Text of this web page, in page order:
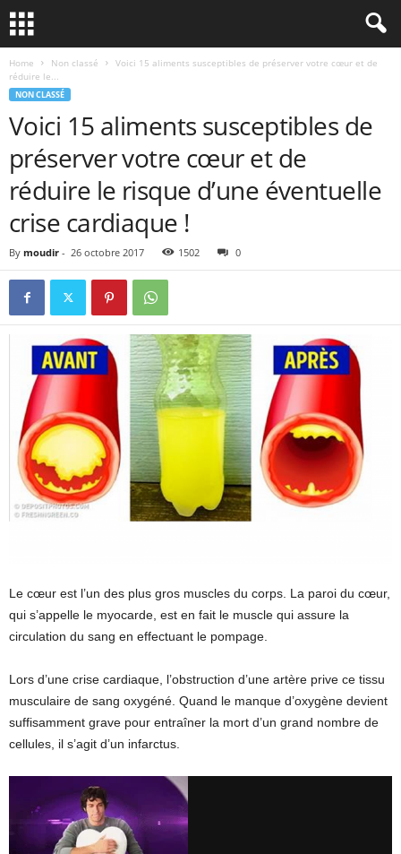
Home Non classé
Voici 15 aliments susceptibles de préserver votre cœur et de
réduire le...
NON CLASSÉ
Voici 15 aliments susceptibles de
préserver votre cœur et de
réduire le risque d’une éventuelle
crise cardiaque !
By moudir - 26 octobre 2017 1502 0
Le cœur est l’un des plus gros muscles du corps. La paroi du cœur,
qui s’appelle le myocarde, est en fait le muscle qui assure la
circulation du sang en effectuant le pompage.
Lors d’une crise cardiaque, l’obstruction d’une artère prive ce tissu
musculaire de sang oxygéné. Quand le manque d’oxygène devient
suffisamment grave pour entraîner la mort d’un grand nombre de
cellules, il s’agit d’un infarctus.